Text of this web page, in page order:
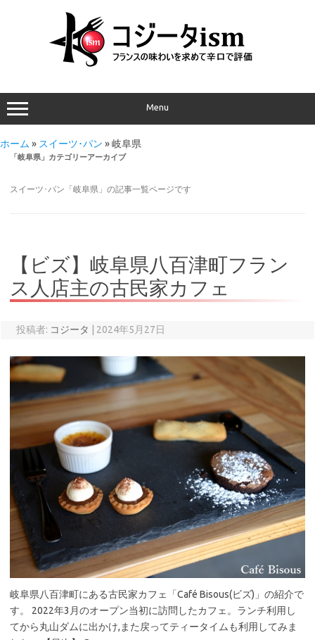
Menu
ホーム » スイーツ･パン »岐阜県
「岐阜県 」カテゴリーアーカイブ
スイーツ･パン「岐阜県」の記事一覧ページです
【ビズ】岐阜県八百津町フラン
ス人店主の古民家カフェ
投稿者: コジータ 2024年5月27日
岐阜県八百津町にある古民家カフェ「Café Bisous(ビズ)」の紹介で
す。 2022年3月のオープン当初に訪問したカフェ。ランチ利用し
てから丸山ダムに出かけ,また戻ってティータイムも利用してみま